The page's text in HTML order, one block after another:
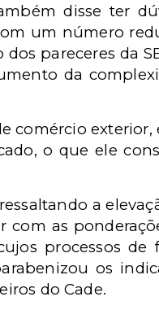
disse ter
um número
pareceres da
da
comércio exterior,
o que ele
a
com as
processos de
os
do Cade.